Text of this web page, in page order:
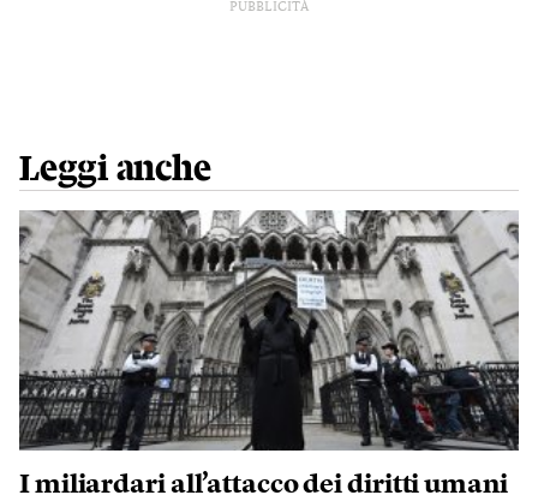
PUBBLICITÀ
Leggi anche
I miliardari all’attacco dei diritti umani